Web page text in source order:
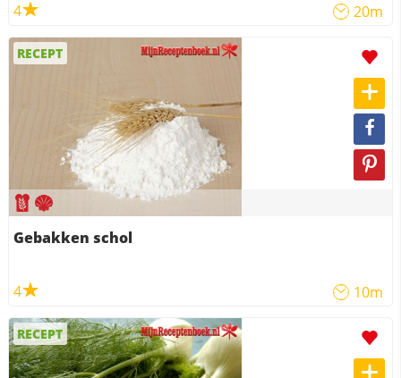
4 20m
RECEPT
Gebakken schol
4 10m
RECEPT